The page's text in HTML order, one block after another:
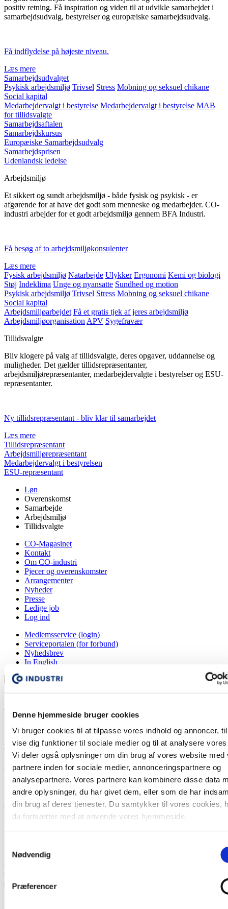
Denne hjemmeside bruger cookies
Vi bruger cookies til at tilpasse vores indhold og annoncer,
vise dig funktioner til sociale medier og til at analysere
Vi deler også oplysninger om din brug af vores website med
partnere inden for sociale medier, annonceringspartnere og
analysepartnere. Vores partnere kan kombinere disse data
andre oplysninger, du har givet dem, eller som de har
din brug af deres tjenester. Du samtykker til vores cookies,
du fortsætter med at anvende vores hjemmeside.
Nødvendig
Præferencer
positiv retning. Få inspiration og viden til at udvikle samarbejdet i
samarbejdsudvalg, bestyrelser og europæiske samarbejdsudvalg.
Få indflydelse på højeste niveau.
Læs mere
Samarbejdsudvalget
Psykisk arbejdsmiljø Trivsel Stress Mobning og seksuel chikane
Social kapital
Medarbejdervalgt i bestyrelse Medarbejdervalgt i bestyrelse MAB
for tillidsvalgte
Samarbejdsaftalen
Samarbejdskursus
Europæiske Samarbejdsudvalg
Samarbejdsprisen
Udenlandsk ledelse
Arbejdsmiljø
Et sikkert og sundt arbejdsmiljø - både fysisk og psykisk - er
afgørende for at have det godt som menneske og medarbejder. CO-
industri arbejder for et godt arbejdsmiljø gennem BFA Industri.
Få besøg af to arbejdsmiljøkonsulenter
Læs mere
Fysisk arbejdsmiljø Natarbejde Ulykker Ergonomi Kemi og biologi
Støj Indeklima Unge og nyansatte Sundhed og motion
Psykisk arbejdsmiljø Trivsel Stress Mobning og seksuel chikane
Social kapital
Arbejdsmiljøarbejdet Få et gratis tjek af jeres arbejdsmiljø
Arbejdsmiljøorganisation APV Sygefravær
Tillidsvalgte
Bliv klogere på valg af tillidsvalgte, deres opgaver, uddannelse og
muligheder. Det gælder tillidsrepræsentanter,
arbejdsmiljørepræsentanter, medarbejdervalgte i bestyrelser og ESU-
repræsentanter.
Ny tillidsrepræsentant - bliv klar til samarbejdet
Læs mere
Tillidsrepræsentant
Arbejdsmiljørepræsentant
Medarbejdervalgt i bestyrelsen
ESU-repræsentant
Løn
Overenskomst
Samarbejde
Arbejdsmiljø
Tillidsvalgte
CO-Magasinet
Kontakt
Om CO-industri
Pjecer og overenskomster
Arrangementer
Nyheder
Presse
Ledige job
Log ind
Medlemsservice (login)
Serviceportalen (for forbund)
Nyhedsbrev
In English
Fotograf: Konventum
Konventums grundforløb for A/S- og APS-bestyrelsesmedlemmer er
blevet pudset af, strammet op og moderniseret. Du kan melde dig til
forløbet nu, hvis du også trænger til at stå skarpere i din rolle som
medarbejdervalgt bestyrelsesmedlem.
SIDST REDIGERET
23. juni 2026
Relevant for dig hvis du er
Som medarbejdervalgt bestyrelsesmedlem skal du kunne andet og
mere end selskabsloven og din tavshedspligt. Du skal også kunne
fungere godt sammen med de øvrige bestyrelsesmedlemmer, turde
stille de rigtige spørgsmål og ikke mindst kunne være dine kollegers
talerør ind til de centrale beslutningstagere.